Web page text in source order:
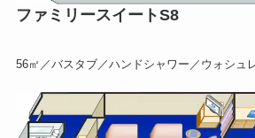
ファミリースイートS8
56㎡／バスタブ／ハンドシャワー／ウォシュ